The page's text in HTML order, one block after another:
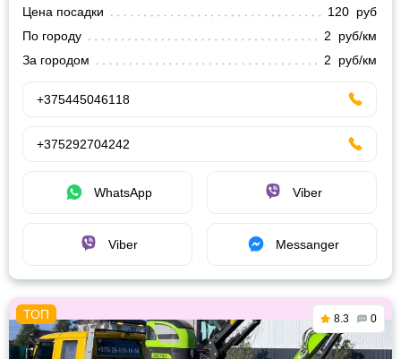
Цена посадки
120 руб
По городу
2 руб/км
За городом
2 руб/км
+375445046118
+375292704242
WhatsApp Viber
Viber Messanger
8.3 0